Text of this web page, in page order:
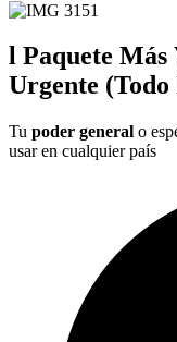
l Paquete
Urgente
Tu poder general o
usar en cualquier país